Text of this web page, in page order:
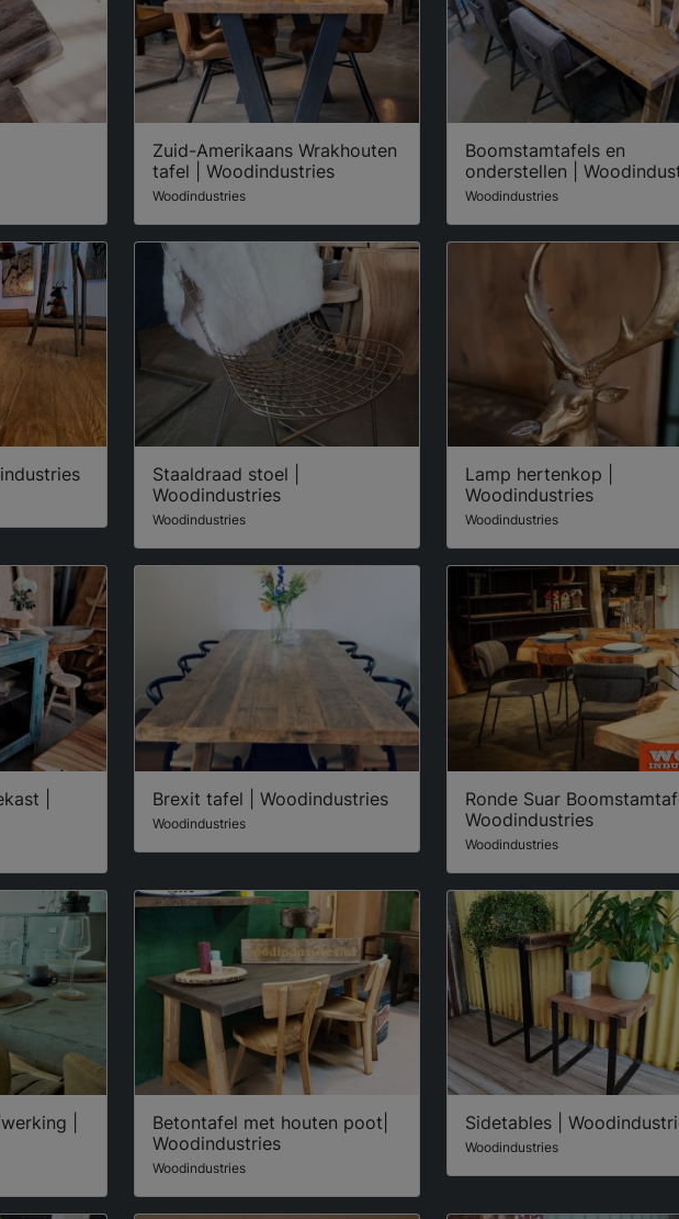
Zuid-Amerikaans Wrakhouten
tafel | Woodindustries
Woodindustries
Boomstamtafels en
onderstellen |
Woodindustries
Staaldraad stoel |
Woodindustries
Woodindustries
Lamp hertenkop |
Woodindustries
Woodindustries
|
Brexit tafel | Woodindustries
Woodindustries
Ronde Suar
Woodindustries
Woodindustries
|
Betontafel met houten poot|
Woodindustries
Woodindustries
Sidetables |
Woodindustries